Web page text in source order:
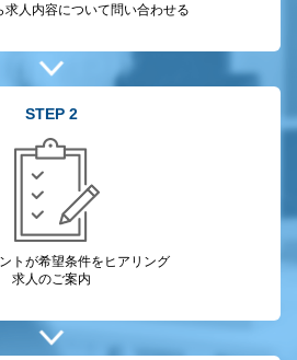
求人内容について問い合わせる
STEP 2
トが希望条件をヒアリング
求人のご案内